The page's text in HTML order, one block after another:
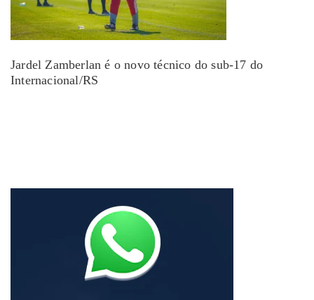
Jardel Zamberlan é o novo técnico do sub-17 do
Internacional/RS